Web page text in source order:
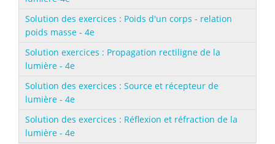
Solution des exercices : Poids d'un corps - relation
poids masse - 4e
Solution exercices : Propagation rectiligne de la
lumière - 4e
Solution des exercices : Source et récepteur de
lumière - 4e
Solution des exercices : Réflexion et réfraction de la
lumière - 4e